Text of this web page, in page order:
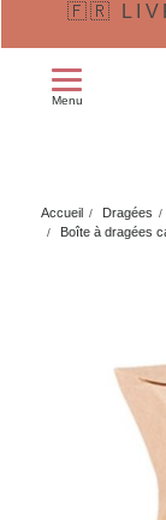
🇫🇷
Menu
Accueil Dragées
Boîte à dragées